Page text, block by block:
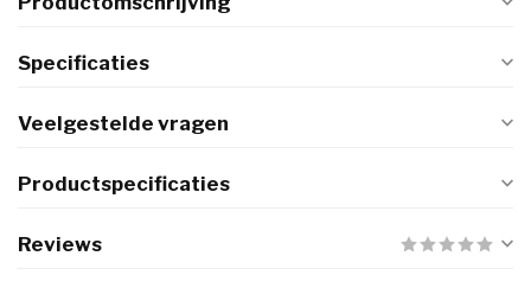
Specificaties
Veelgestelde vragen
Productspecificaties
Reviews